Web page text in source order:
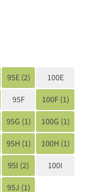
95E (2) 100E
95F 100F (1)
95G (1) 100G (1)
95H (1) 100H (1)
95I (2) 100I
95J (1)